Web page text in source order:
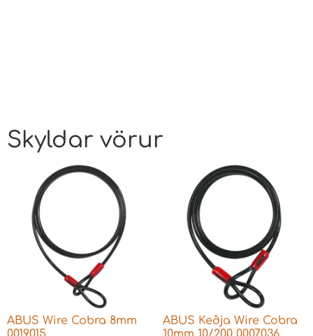
Skyldar vörur
ABUS Wire Cobra 8mm
ABUS Keðja Wire Cobra